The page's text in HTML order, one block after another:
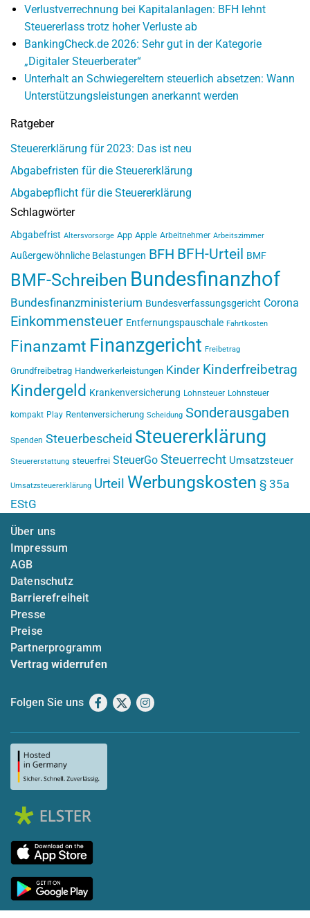
Verlustverrechnung bei Kapitalanlagen: BFH lehnt
Steuererlass trotz hoher Verluste ab
BankingCheck.de 2026: Sehr gut in der Kategorie
„Digitaler Steuerberater“
Unterhalt an Schwiegereltern steuerlich absetzen: Wann
Unterstützungsleistungen anerkannt werden
Ratgeber
Steuererklärung für 2023: Das ist neu
Abgabefristen für die Steuererklärung
Abgabepflicht für die Steuererklärung
Schlagwörter
Abgabefrist Altersvorsorge App Apple Arbeitnehmer Arbeitszimmer
Außergewöhnliche Belastungen BFH BFH-Urteil BMF
BMF-Schreiben Bundesfinanzhof
Bundesfinanzministerium Bundesverfassungsgericht Corona
Einkommensteuer Entfernungspauschale Fahrtkosten
Finanzamt Finanzgericht Freibetrag
Grundfreibetrag Handwerkerleistungen Kinder Kinderfreibetrag
Kindergeld Krankenversicherung Lohnsteuer Lohnsteuer
kompakt Play Rentenversicherung Scheidung Sonderausgaben
Spenden Steuerbescheid Steuererklärung
Steuererstattung steuerfrei SteuerGo Steuerrecht Umsatzsteuer
Umsatzsteuererklärung Urteil Werbungskosten § 35a
EStG
Über uns
Impressum
AGB
Datenschutz
Barrierefreiheit
Presse
Preise
Partnerprogramm
Vertrag widerrufen
Folgen Sie uns Facebook
X Instagram